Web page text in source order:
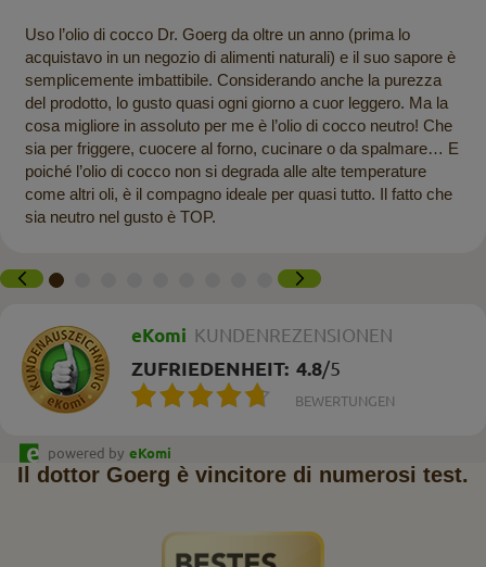
Uso l’olio di cocco Dr. Goerg da oltre un anno (prima lo
acquistavo in un negozio di alimenti naturali) e il suo sapore è
semplicemente imbattibile. Considerando anche la purezza
del prodotto, lo gusto quasi ogni giorno a cuor leggero. Ma la
cosa migliore in assoluto per me è l’olio di cocco neutro! Che
sia per friggere, cuocere al forno, cucinare o da spalmare… E
poiché l’olio di cocco non si degrada alle alte temperature
come altri oli, è il compagno ideale per quasi tutto. Il fatto che
sia neutro nel gusto è TOP.
eKomi KUNDENREZENSIONEN
ZUFRIEDENHEIT: 4.8/5
BEWERTUNGEN
powered by eKomi
Il dottor Goerg è vincitore di numerosi test.